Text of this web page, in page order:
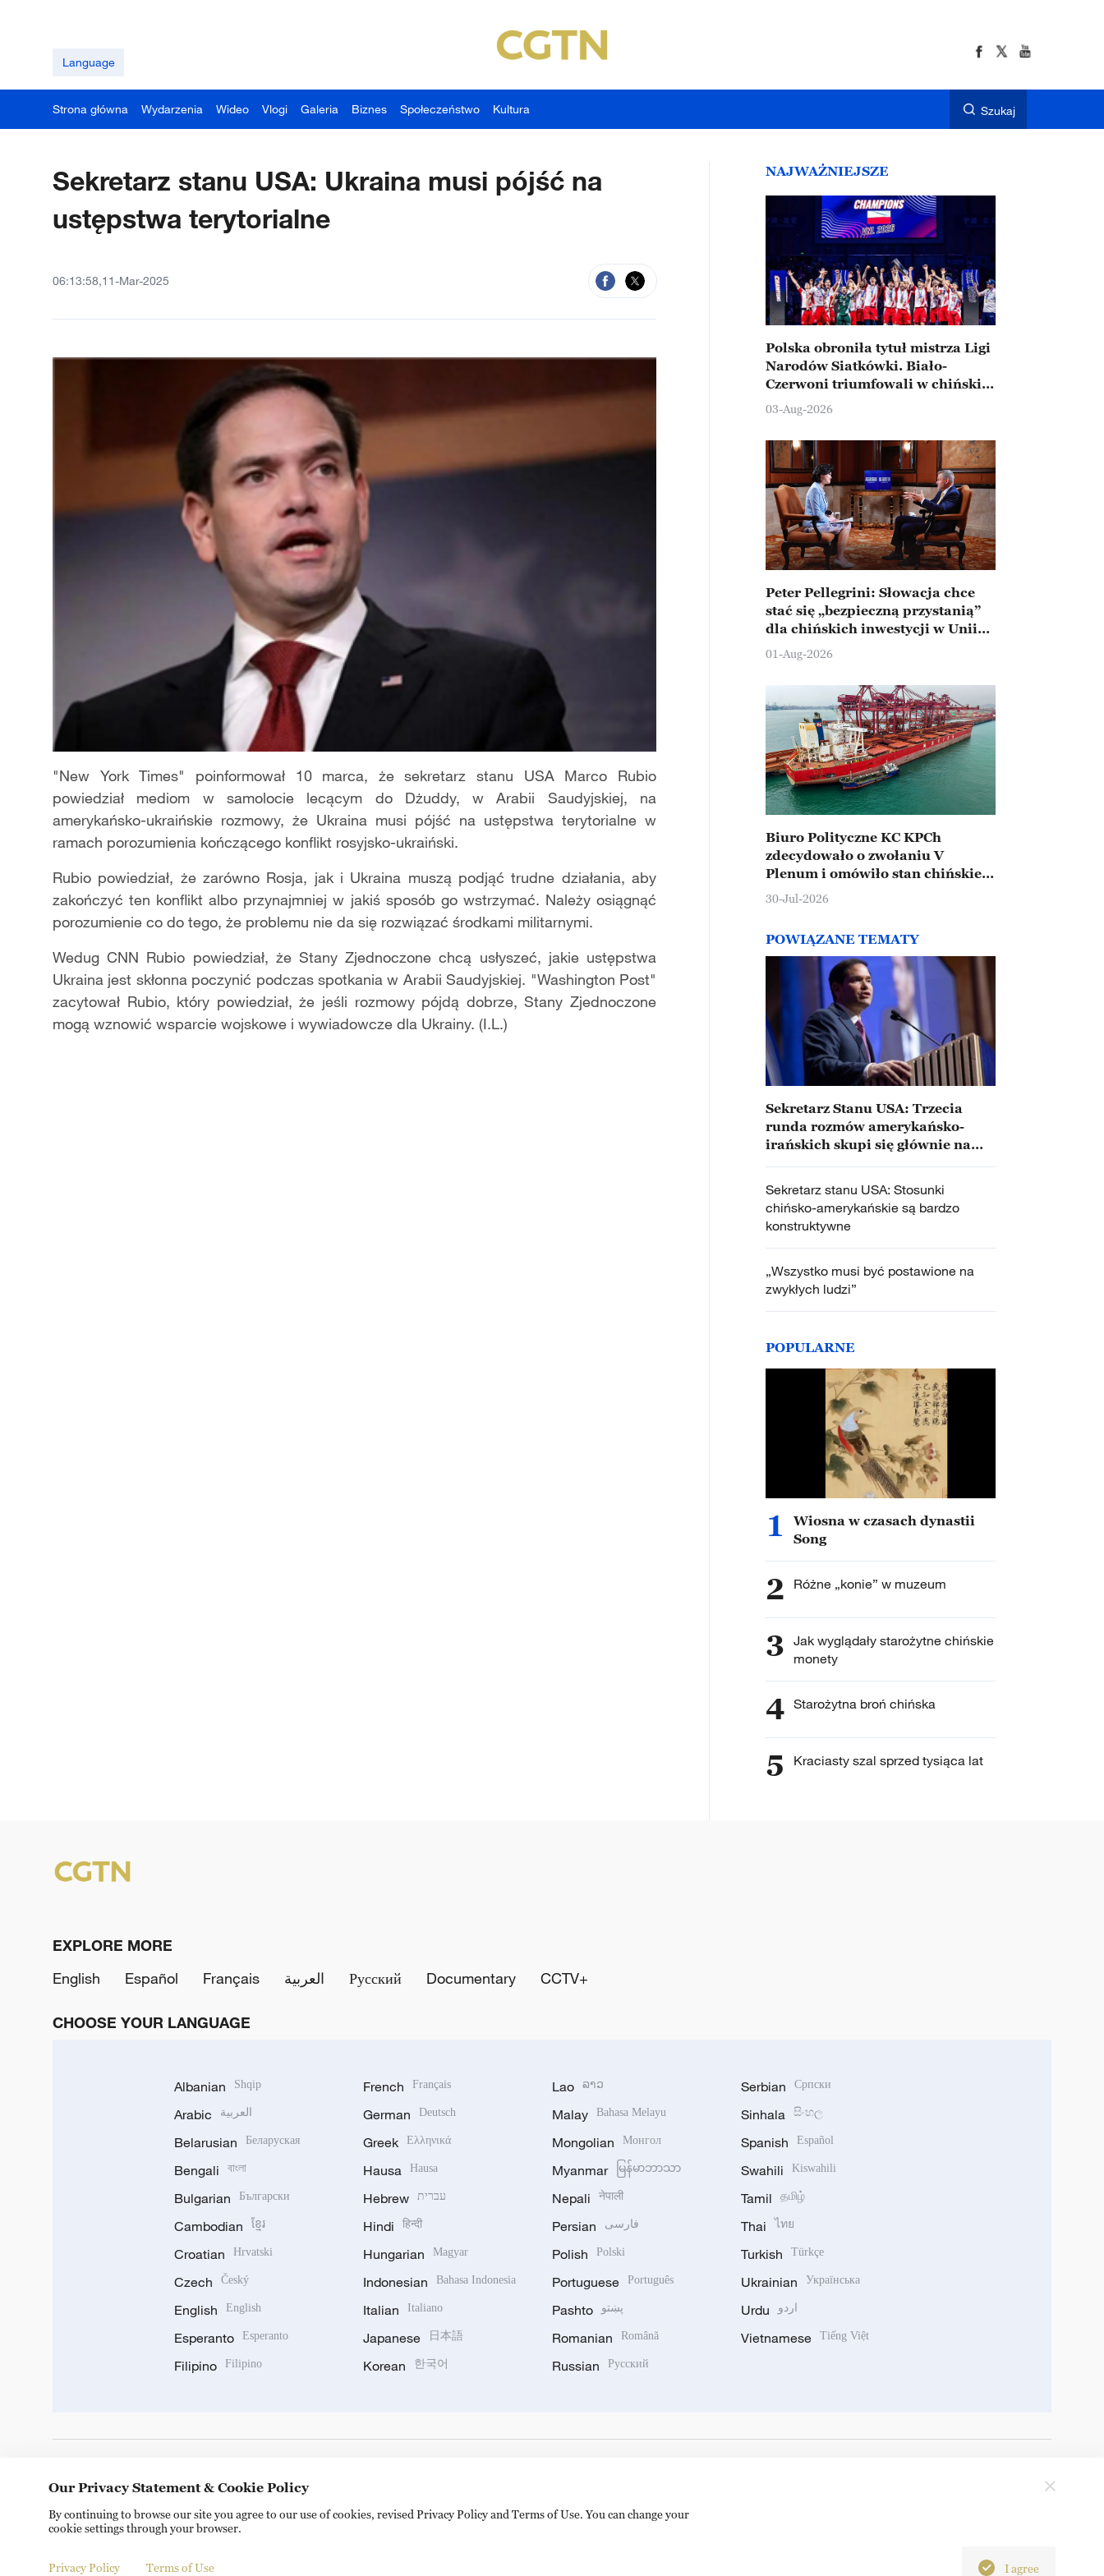
Language
Strona główna Wydarzenia Wideo Vlogi Galeria Biznes Społeczeństwo Kultura Szukaj
Sekretarz stanu USA: Ukraina musi pójść na
ustępstwa terytorialne
06:13:58,11-Mar-2025
"New York Times" poinformował 10 marca, że sekretarz stanu USA Marco Rubio
powiedział mediom w samolocie lecącym do Dżuddy, w Arabii Saudyjskiej, na
amerykańsko-ukraińskie rozmowy, że Ukraina musi pójść na ustępstwa terytorialne w
ramach porozumienia kończącego konflikt rosyjsko-ukraiński.
Rubio powiedział, że zarówno Rosja, jak i Ukraina muszą podjąć trudne działania, aby
zakończyć ten konflikt albo przynajmniej w jakiś sposób go wstrzymać. Należy osiągnąć
porozumienie co do tego, że problemu nie da się rozwiązać środkami militarnymi.
Wedug CNN Rubio powiedział, że Stany Zjednoczone chcą usłyszeć, jakie ustępstwa
Ukraina jest skłonna poczynić podczas spotkania w Arabii Saudyjskiej. "Washington Post"
zacytował Rubio, który powiedział, że jeśli rozmowy pójdą dobrze, Stany Zjednoczone
mogą wznowić wsparcie wojskowe i wywiadowcze dla Ukrainy. (I.L.)
NAJWAŻNIEJSZE
Polska obroniła tytuł mistrza Ligi
Narodów Siatkówki. Biało-
Czerwoni triumfowali w chińskim
Ningbo
03-Aug-2026
Peter Pellegrini: Słowacja chce
stać się „bezpieczną przystanią”
dla chińskich inwestycji w Unii
Europejskiej
01-Aug-2026
Biuro Polityczne KC KPCh
zdecydowało o zwołaniu V
Plenum i omówiło stan chińskiej
gospodarki
30-Jul-2026
POWIĄZANE TEMATY
Sekretarz Stanu USA: Trzecia
runda rozmów amerykańsko-
irańskich skupi się głównie na
Sekretarz stanu USA: Stosunki
chińsko-amerykańskie są bardzo
konstruktywne
„Wszystko musi być postawione na
zwykłych ludzi”
POPULARNE
1
Wiosna w czasach dynastii
Song
2 Różne „konie” w muzeum
3 Jak wyglądały starożytne chińskie
monety
4 Starożytna broń chińska
5 Kraciasty szal sprzed tysiąca lat
EXPLORE MORE
English
Español Français العربية Русский Documentary CCTV+
CHOOSE YOUR LANGUAGE
Albanian Shqip
Arabic العربية
Belarusian Беларуская
Bengali বাংলা
Bulgarian Български
Cambodian ខ្មែរ
Croatian Hrvatski
Czech Český
English English
Esperanto Esperanto
Filipino Filipino
French Français
German Deutsch
Greek Ελληνικά
Hausa Hausa
Hebrew עברית
Hindi हिन्दी
Hungarian Magyar
Indonesian Bahasa Indonesia
Italian Italiano
Japanese 日本語
Korean 한국어
Lao ລາວ
Malay Bahasa Melayu
Mongolian Монгол
Myanmar မြန်မာဘာသာ
Nepali नेपाली
Persian فارسی
Polish Polski
Portuguese Português
Pashto پښتو
Romanian Română
Russian Русский
Serbian Српски
Sinhala සිංහල
Spanish Español
Swahili Kiswahili
Tamil தமிழ்
Thai ไทย
Turkish Türkçe
Ukrainian Українська
Urdu اردو
Vietnamese Tiếng Việt
Copyright © 2024 CGTN. 京ICP备20000184号
Our Privacy Statement & Cookie Policy
By continuing to browse our site you agree to our use of cookies, revised Privacy Policy and Terms of Use. You can change your
cookie settings through your browser.
Privacy Policy Terms of Use I agree